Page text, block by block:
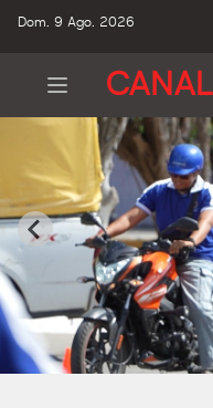
Dom. 9 Ago. 2026
CANAL